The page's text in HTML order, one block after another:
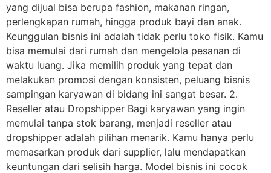
yang dijual bisa berupa fashion, makanan ringan,
perlengkapan rumah, hingga produk bayi dan anak.
Keunggulan bisnis ini adalah tidak perlu toko fisik. Kamu
bisa memulai dari rumah dan mengelola pesanan di
waktu luang. Jika memilih produk yang tepat dan
melakukan promosi dengan konsisten, peluang bisnis
sampingan karyawan di bidang ini sangat besar. 2.
Reseller atau Dropshipper Bagi karyawan yang ingin
memulai tanpa stok barang, menjadi reseller atau
dropshipper adalah pilihan menarik. Kamu hanya perlu
memasarkan produk dari supplier, lalu mendapatkan
keuntungan dari selisih harga. Model bisnis ini cocok